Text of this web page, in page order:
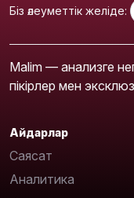
Біз әлеуметтік желіде:
Malim — анализге
пікірлер мен
Айдарлар
Саясат
Аналитика